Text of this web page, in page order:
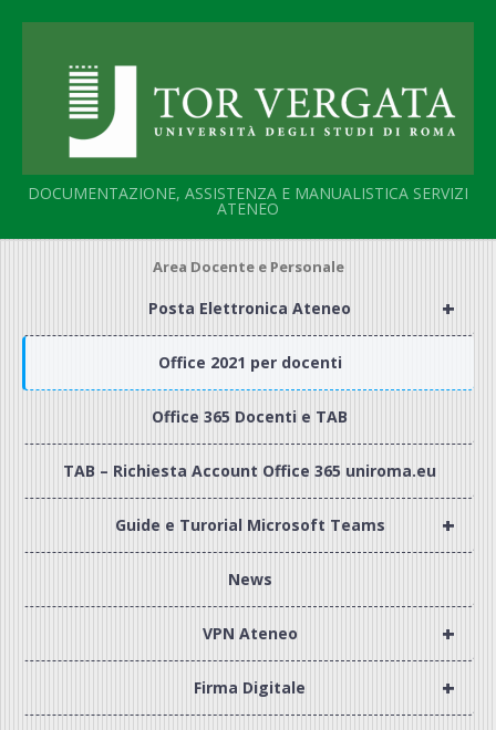
contenuto
DOCUMENTAZIONE, ASSISTENZA E MANUALISTICA SERVIZI
ATENEO
Area Docente e Personale
+
Posta Elettronica Ateneo
Office 2021 per docenti
Office 365 Docenti e TAB
TAB – Richiesta Account Office 365 uniroma.eu
+
Guide e Turorial Microsoft Teams
News
+
VPN Ateneo
+
Firma Digitale